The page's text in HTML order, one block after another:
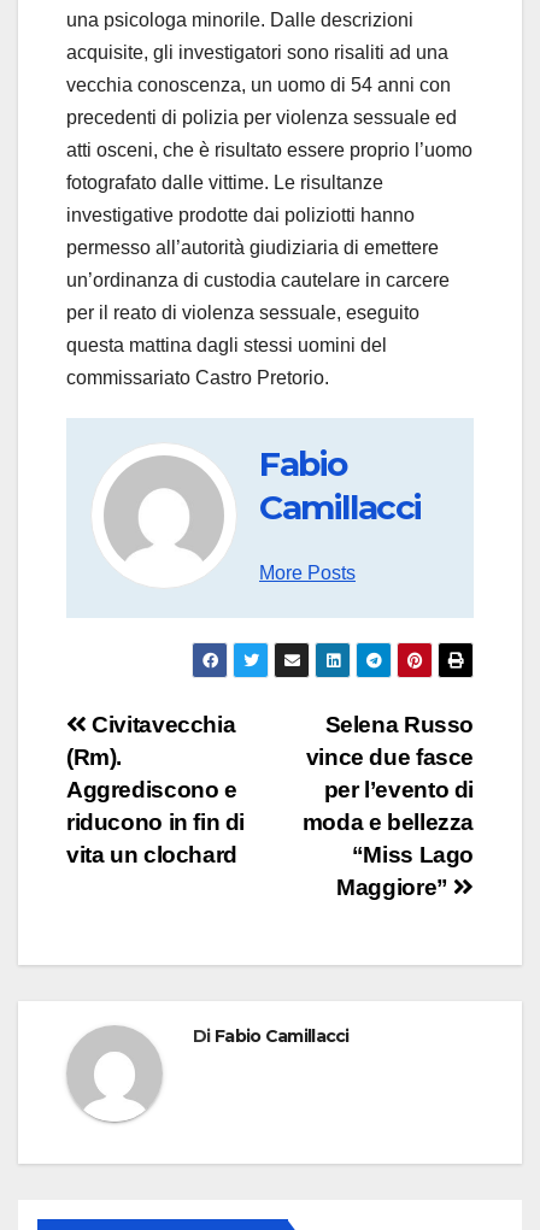
una psicologa minorile. Dalle descrizioni
acquisite, gli investigatori sono risaliti ad una
vecchia conoscenza, un uomo di 54 anni con
precedenti di polizia per violenza sessuale ed
atti osceni, che è risultato essere proprio l’uomo
fotografato dalle vittime. Le risultanze
investigative prodotte dai poliziotti hanno
permesso all’autorità giudiziaria di emettere
un’ordinanza di custodia cautelare in carcere
per il reato di violenza sessuale, eseguito
questa mattina dagli stessi uomini del
commissariato Castro Pretorio.
Fabio
Camillacci
More Posts
Navigazione
articoli
Selena Russo
vince due fasce
per l’evento di
moda e bellezza
“Miss Lago
Maggiore”
Civitavecchia
(Rm).
Aggrediscono e
riducono in fin di
vita un clochard
Di Fabio Camillacci